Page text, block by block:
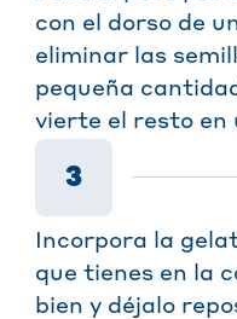
con el dorso de
eliminar las
pequeña
vierte el resto en
3
Incorpora la
que tienes en la
bien y déjalo